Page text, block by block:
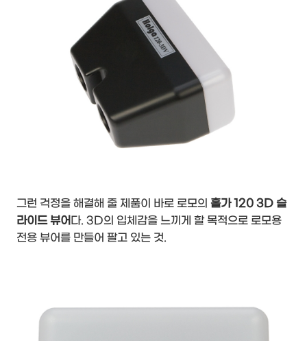
그런 걱정을 해결해 줄 제품이 바로 로모의 홀가 120 3D 슬
라이드 뷰어 다. 3D의 입체감을 느끼게 할 목적으로 로모용
전용 뷰어를 만들어 팔고 있는 것.